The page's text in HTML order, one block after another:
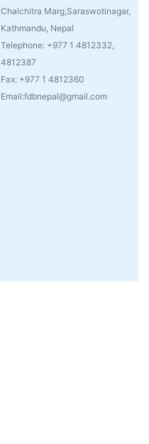
Chalchitra Marg,Saraswotinagar,
Kathmandu, Nepal
Telephone: +977 1 4812332,
4812387
Fax: +977 1 4812360
Email:fdbnepal@gmail.com